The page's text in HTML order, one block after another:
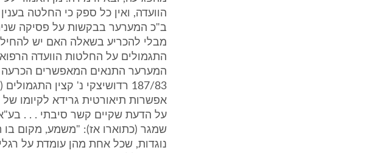
הוועדה, ואין כל ספק כי החלטה
ב"כ המערער בבקשות על פסיקה
מבלי להכריע בשאלה האם יש
התגמולים על החלטות הוועדה
המערער התנאים המאפשרים הכרעה
187/83 רדושיצקי נ' קצין
אפשרות תיאורטית גרידא לקיומו
שמגר (כתוארו אז): "משמע, מקום בו
נוגדות, שכל אחת מהן עומדת על